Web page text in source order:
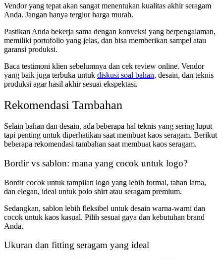
Vendor yang tepat akan sangat menentukan kualitas akhir seragam
Anda. Jangan hanya tergiur harga murah.
Pastikan Anda bekerja sama dengan konveksi yang berpengalaman,
memiliki portofolio yang jelas, dan bisa memberikan sampel atau
garansi produksi.
Baca testimoni klien sebelumnya dan cek review online. Vendor
yang baik juga terbuka untuk diskusi soal bahan, desain, dan teknis
produksi agar hasil akhir sesuai ekspektasi.
Rekomendasi Tambahan
Selain bahan dan desain, ada beberapa hal teknis yang sering luput
tapi penting untuk diperhatikan saat membuat kaos seragam. Berikut
beberapa rekomendasi tambahan saat membuat kaos seragam.
Bordir vs sablon: mana yang cocok untuk logo?
Bordir cocok untuk tampilan logo yang lebih formal, tahan lama,
dan elegan, ideal untuk polo shirt atau seragam premium.
Sedangkan, sablon lebih fleksibel untuk desain warna-warni dan
cocok untuk kaos kasual. Pilih sesuai gaya dan kebutuhan brand
Anda.
Ukuran dan fitting seragam yang ideal